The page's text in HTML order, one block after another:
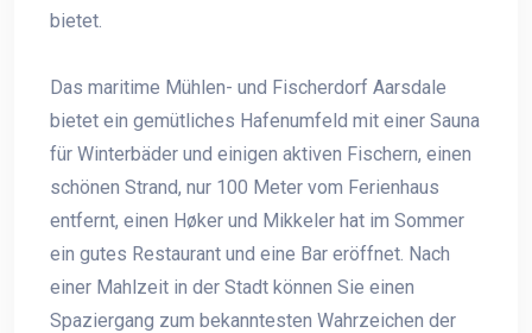
bietet.
Das maritime Mühlen- und Fischerdorf Aarsdale
bietet ein gemütliches Hafenumfeld mit einer Sauna
für Winterbäder und einigen aktiven Fischern, einen
schönen Strand, nur 100 Meter vom Ferienhaus
entfernt, einen Høker und Mikkeler hat im Sommer
ein gutes Restaurant und eine Bar eröffnet. Nach
einer Mahlzeit in der Stadt können Sie einen
Spaziergang zum bekanntesten Wahrzeichen der